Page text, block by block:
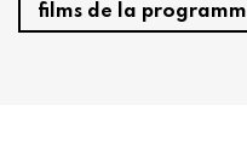
films de la